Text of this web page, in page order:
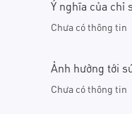
Ý nghĩa của chỉ
Chưa có thông tin
Ảnh hưởng tới
Chưa có thông tin